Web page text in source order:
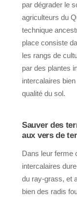
par dégrader le
agriculteurs du
technique
place consiste
les rangs de
par des plantes
intercalaires
qualité du sol.
Sauver des
aux vers de
Dans leur ferme
intercalaires
du ray-grass, et
bien des radis